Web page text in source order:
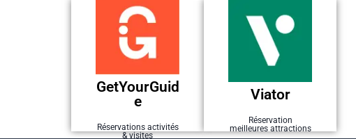
GetYourGuid
e
Réservations activités
& visites
Parrainage
GetYourGuide
J'en profite
Viator
Réservation
meilleures attractions
Viator
5 à 10 % offerts
J'en profite